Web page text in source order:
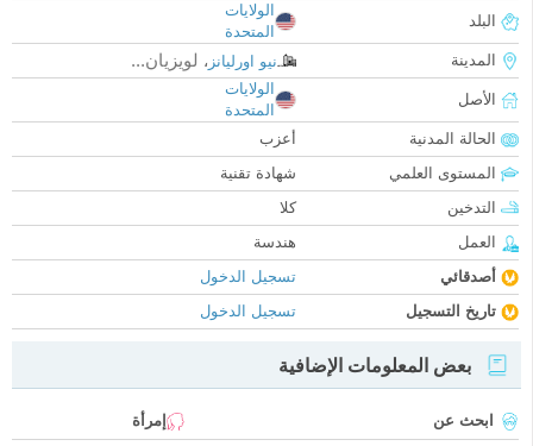
البلد
الولايات
المتحدة
المدينة
نيو اورليانز ، لويزيان...
الأصل
الولايات
المتحدة
الحالة المدنية
أعزب
المستوى العلمي
شهادة تقنية
التدخين
كلا
العمل
هندسة
أصدقائي
تسجيل الدخول
تاريخ التسجيل
تسجيل الدخول
بعض المعلومات الإضافية
ابحث عن
إمرأة